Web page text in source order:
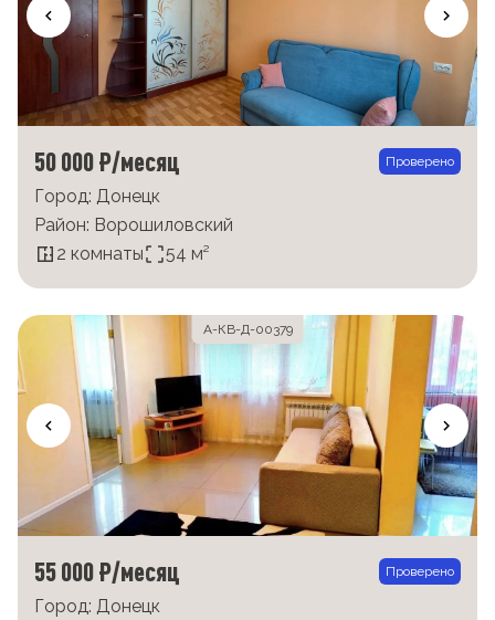
50 000 ₽/месяц Проверено
Город: Донецк
Район: Ворошиловский
2 комнаты
54 м²
А-КВ-Д-00379
55 000 ₽/месяц Проверено
Город: Донецк